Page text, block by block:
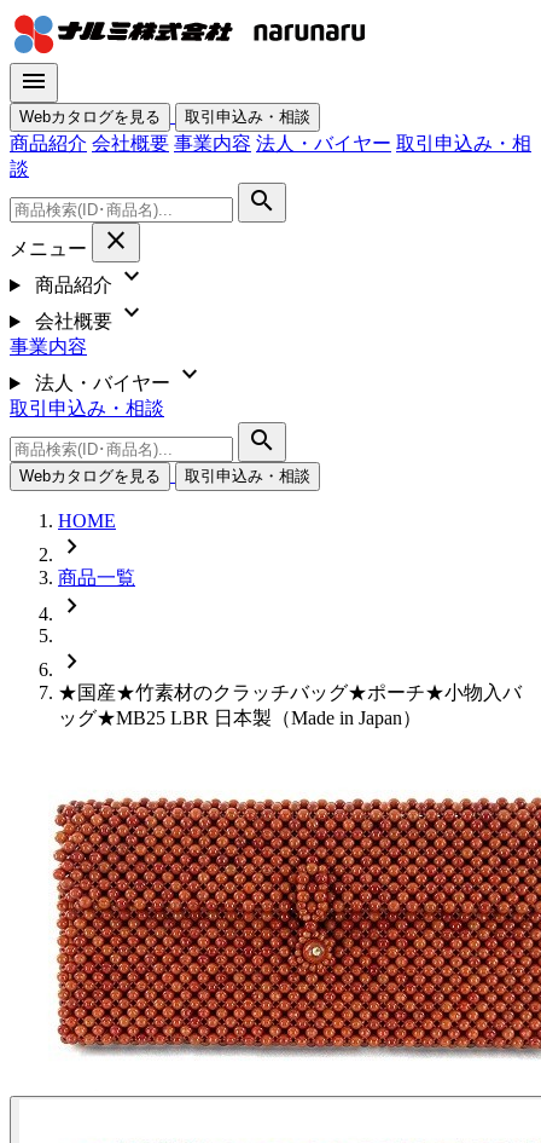
menu
Webカタログを見る 取引申込み・相談
商品紹介 会社概要 事業内容 法人・バイヤー 取引申込み・相
談
search
メニュー close
商品紹介 expand_more
会社概要 expand_more
事業内容
法人・バイヤー
expand_more
取引申込み・相談
search
Webカタログを見る 取引申込み・相談
HOME
chevron_right
商品一覧
chevron_right
chevron_right
★国産★竹素材のクラッチバッグ★ポーチ★小物入バ
ッグ★MB25 LBR 日本製（Made in Japan）